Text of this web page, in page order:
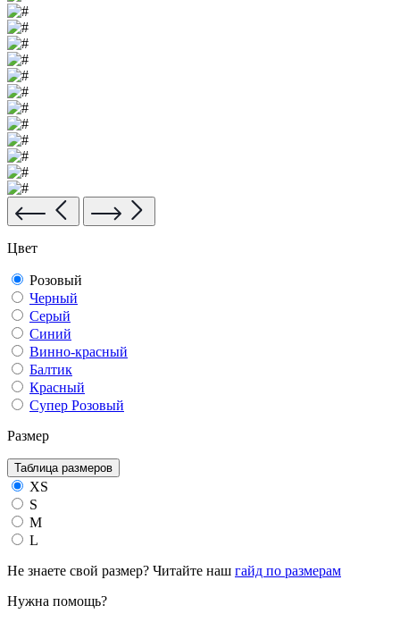
Цвет
Розовый
Черный
Серый
Синий
Винно-красный
Балтик
Красный
Супер Розовый
Размер
Таблица размеров
XS
S
M
L
Не знаете свой размер? Читайте наш гайд по размерам
Нужна помощь?